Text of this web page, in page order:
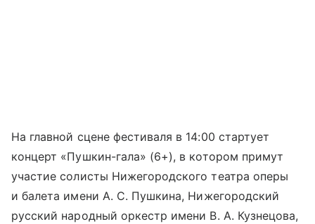
На главной сцене фестиваля в 14:00 стартует
концерт «Пушкин-гала» (6+), в котором примут
участие солисты Нижегородского театра оперы
и балета имени А. С. Пушкина, Нижегородский
русский народный оркестр имени В. А. Кузнецова,